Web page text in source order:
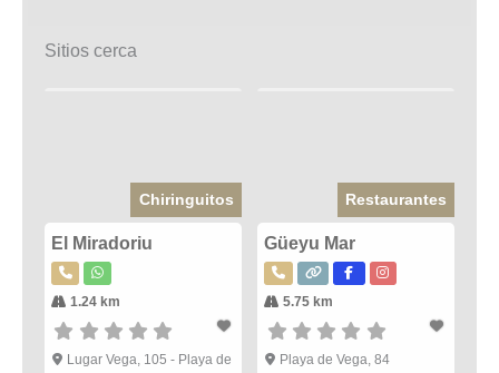
Sitios cerca
Chiringuitos
El Miradoriu
1.24 km
Lugar Vega, 105 - Playa de
Restaurantes
Güeyu Mar
5.75 km
Playa de Vega, 84